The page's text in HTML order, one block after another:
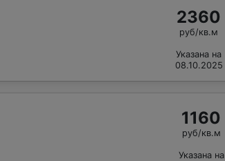
2360
руб/кв.м
Указана на
08.10.2025
1160
руб/кв.м
Указана на